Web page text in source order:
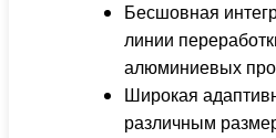
Бесшовная
линии
алюминиевых
Широкая
различным